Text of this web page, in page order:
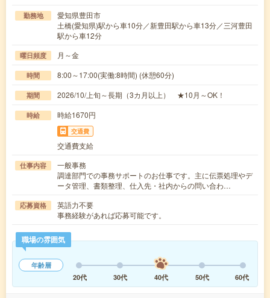
勤務地
愛知県豊田市
土橋(愛知県)駅から車10分／新豊田駅から車13分／三河豊田
駅から車12分
曜日頻度 月～金
時間 8:00～17:00(実働:8時間) (休憩60分)
期間 2026/10/上旬～長期（3カ月以上） ★10月～OK！
時給 時給1670円
交通費
交通費支給
仕事内容
一般事務
調達部門での事務サポートのお仕事です。主に伝票処理やデ
ータ管理、書類整理、仕入先・社内からの問い合わ…
応募資格
英語力不要
事務経験があれば応募可能です。
職場の雰囲気
年齢層
20代
30代 40代 50代 60代